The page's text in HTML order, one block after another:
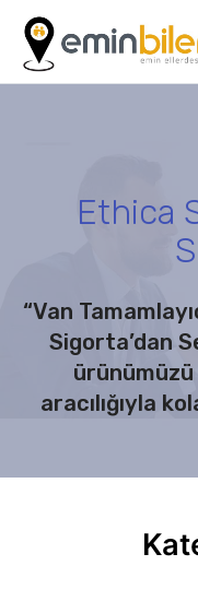
Ethica
“Van
Sigorta’dan
ürünümüzü
aracılığıyla